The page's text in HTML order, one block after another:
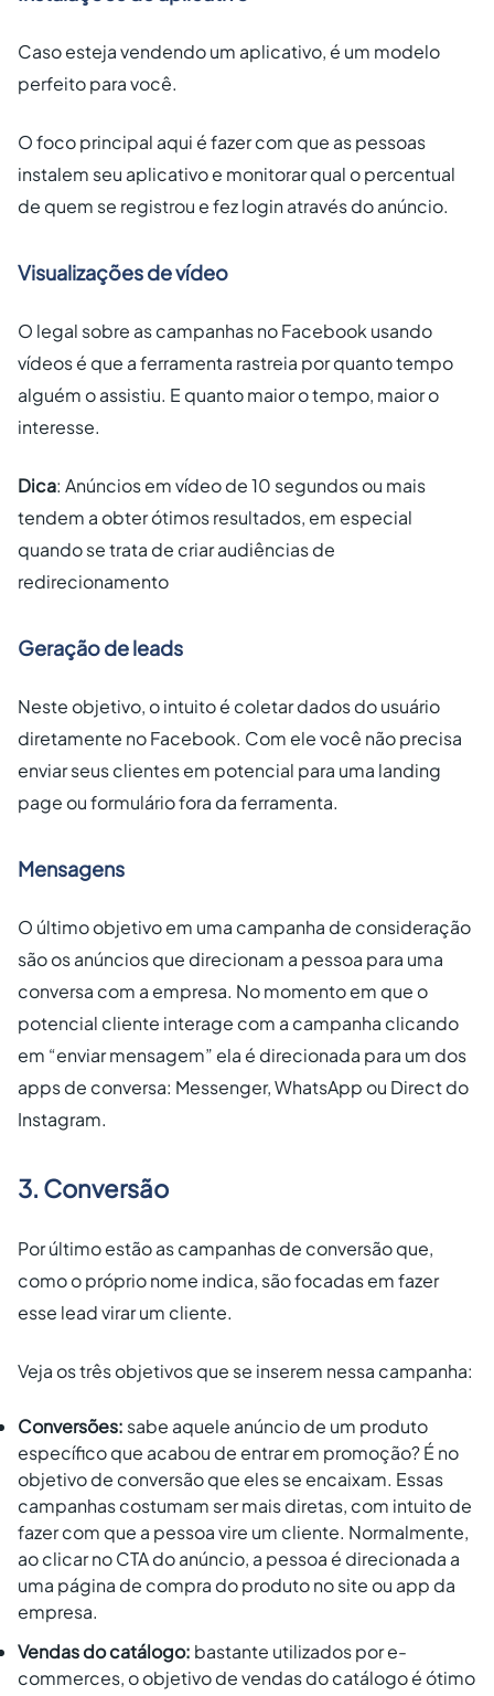
Caso esteja vendendo um aplicativo, é um modelo
perfeito para você.
O foco principal aqui é fazer com que as pessoas
instalem seu aplicativo e monitorar qual o percentual
de quem se registrou e fez login através do anúncio.
Visualizações de vídeo
O legal sobre as campanhas no Facebook usando
vídeos é que a ferramenta rastreia por quanto tempo
alguém o assistiu. E quanto maior o tempo, maior o
interesse.
Dica: Anúncios em vídeo de 10 segundos ou mais
tendem a obter ótimos resultados, em especial
quando se trata de criar audiências de
redirecionamento
Geração de leads
Neste objetivo, o intuito é coletar dados do usuário
diretamente no Facebook. Com ele você não precisa
enviar seus clientes em potencial para uma landing
page ou formulário fora da ferramenta.
Mensagens
O último objetivo em uma campanha de consideração
são os anúncios que direcionam a pessoa para uma
conversa com a empresa. No momento em que o
potencial cliente interage com a campanha clicando
em “enviar mensagem” ela é direcionada para um dos
apps de conversa: Messenger, WhatsApp ou Direct do
Instagram.
3. Conversão
Por último estão as campanhas de conversão que,
como o próprio nome indica, são focadas em fazer
esse lead virar um cliente.
Veja os três objetivos que se inserem nessa campanha:
Conversões: sabe aquele anúncio de um produto
específico que acabou de entrar em promoção? É no
objetivo de conversão que eles se encaixam. Essas
campanhas costumam ser mais diretas, com intuito de
fazer com que a pessoa vire um cliente. Normalmente,
ao clicar no CTA do anúncio, a pessoa é direcionada a
uma página de compra do produto no site ou app da
empresa.
Vendas do catálogo: bastante utilizados por e-
commerces, o objetivo de vendas do catálogo é ótimo